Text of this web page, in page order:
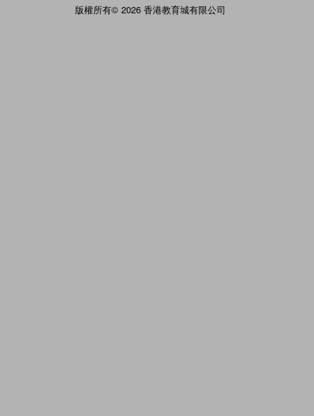
版權所有© 2026 香港教育城有限公司